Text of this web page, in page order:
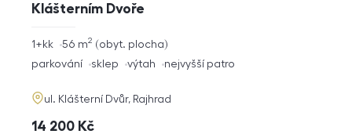
Klášterním Dvoře
rozměry
dispozice
1+kk obyt. plocha
56 m2
funkce
parkování sklep výtah nejvyšší patro
adresa
ul. Klášterní Dvůr, Rajhrad
cena
14 200 Kč